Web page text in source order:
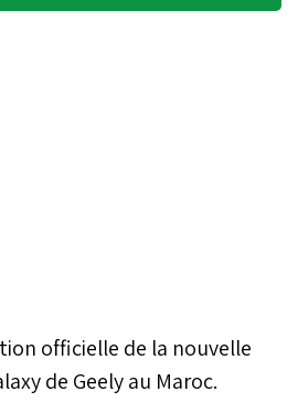
officielle de la nouvelle
de Geely au Maroc.